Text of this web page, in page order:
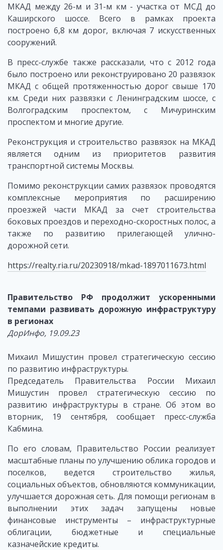
МКАД между 26-м и 31-м км - участка от МСД до
Каширского шоссе. Всего в рамках проекта
построено 6,8 км дорог, включая 7 искусственных
сооружений.
В пресс-службе также рассказали, что с 2012 года
было построено или реконструировано 20 развязок
МКАД с общей протяженностью дорог свыше 170
км. Среди них развязки с Ленинградским шоссе, с
Волгоградским проспектом, с Мичуринским
проспектом и многие другие.
Реконструкция и строительство развязок на МКАД
является одним из приоритетов развития
транспортной системы Москвы.
Помимо реконструкции самих развязок проводятся
комплексные мероприятия по расширению
проезжей части МКАД за счет строительства
боковых проездов и переходно-скоростных полос, а
также по развитию прилегающей улично-
дорожной сети.
https://realty.ria.ru/20230918/mkad-1897011673.html
Правительство РФ продолжит ускоренными
темпами развивать дорожную инфраструктуру
в регионах
ДорИнфо, 19.09.23
Михаил Мишустин провел стратегическую сессию
по развитию инфраструктуры.
Председатель Правительства России Михаил
Мишустин провел стратегическую сессию по
развитию инфраструктуры в стране. Об этом во
вторник, 19 сентября, сообщает пресс-служба
Кабмина.
По его словам, Правительство России реализует
масштабные планы по улучшению облика городов и
поселков, ведется строительство жилья,
социальных объектов, обновляются коммуникации,
улучшается дорожная сеть. Для помощи регионам в
выполнении этих задач запущены новые
финансовые инструменты – инфраструктурные
облигации, бюджетные и специальные
казначейские кредиты.